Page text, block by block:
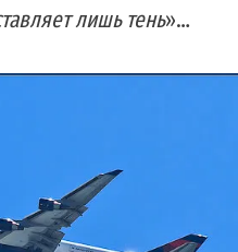
лишь тень»…